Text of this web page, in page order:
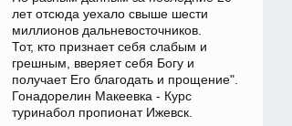
лет отсюда уехало свыше шести
миллионов дальневосточников.
Тот, кто признает себя слабым и
грешным, вверяет себя Богу и
получает Его благодать и прощение".
Гонадорелин Макеевка - Курс
туринабол пропионат Ижевск.